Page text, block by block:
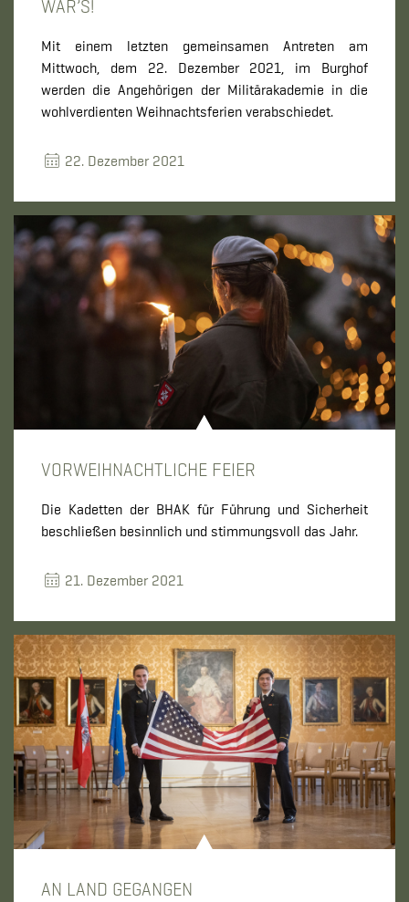
WAR’S!
Mit einem letzten gemeinsamen Antreten am
Mittwoch, dem 22. Dezember 2021, im Burghof
werden die Angehörigen der Militärakademie in die
wohlverdienten Weihnachtsferien verabschiedet.
22. Dezember 2021
VORWEIHNACHTLICHE FEIER
Die Kadetten der BHAK für Führung und Sicherheit
beschließen besinnlich und stimmungsvoll das Jahr.
21. Dezember 2021
AN LAND GEGANGEN